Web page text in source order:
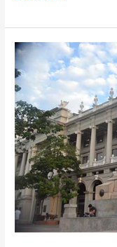
Municipio
de
Guayaquil
reitera
que
mantendrá
servicios
de
salud
y